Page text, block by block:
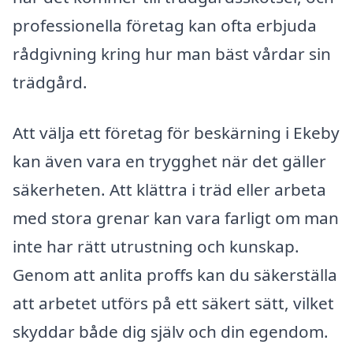
professionella företag kan ofta erbjuda
rådgivning kring hur man bäst vårdar sin
trädgård.
Att välja ett företag för beskärning i Ekeby
kan även vara en trygghet när det gäller
säkerheten. Att klättra i träd eller arbeta
med stora grenar kan vara farligt om man
inte har rätt utrustning och kunskap.
Genom att anlita proffs kan du säkerställa
att arbetet utförs på ett säkert sätt, vilket
skyddar både dig själv och din egendom.